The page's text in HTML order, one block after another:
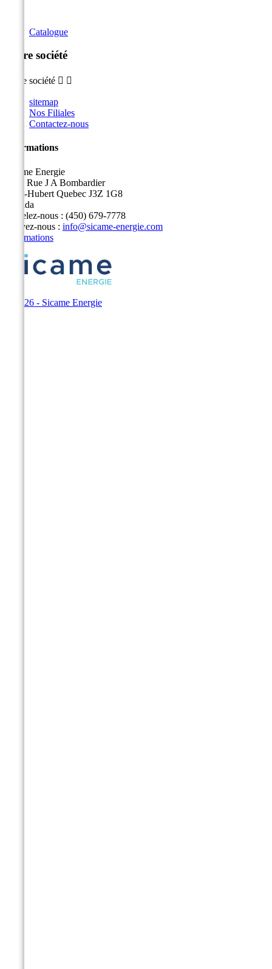
Catalogue
Notre société
Notre société  
sitemap
Nos Filiales
Contactez-nous
Informations
Sicame Energie
5400 Rue J A Bombardier
Saint-Hubert Quebec J3Z 1G8
Canada
Appelez-nous : (450) 679-7778
Écrivez-nous : info@sicame-energie.com
Informations
© 2026 - Sicame Energie